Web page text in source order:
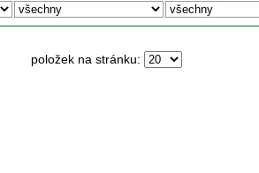
položek na stránku: